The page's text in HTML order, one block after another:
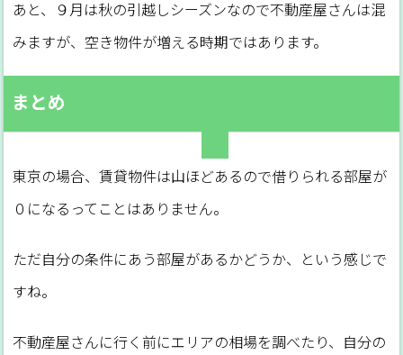
あと、９月は秋の引越しシーズンなので不動産屋さんは混
みますが、空き物件が増える時期ではあります。
まとめ
東京の場合、賃貸物件は山ほどあるので借りられる部屋が
０になるってことはありません。
ただ自分の条件にあう部屋があるかどうか、という感じで
すね。
不動産屋さんに行く前にエリアの相場を調べたり、自分の